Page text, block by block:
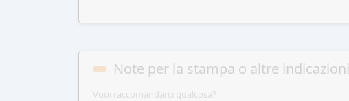
Note per la stampa o altre indicazioni
Vuoi raccomandarci qualcosa?